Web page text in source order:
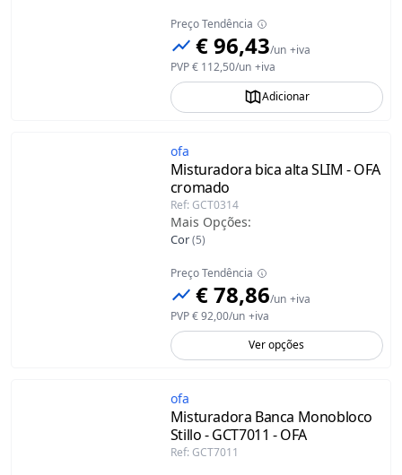
Preço Tendência
€ 96,43/un +iva
PVP€ 112,50/un +iva
Adicionar
ofa
Misturadora bica alta SLIM - OFA
cromado
Ref: GCT0314
Mais Opções:
Cor(5)
Preço Tendência
€ 78,86/un +iva
PVP€ 92,00/un +iva
Ver opções
ofa
Misturadora Banca Monobloco
Stillo - GCT7011 - OFA
Ref: GCT7011